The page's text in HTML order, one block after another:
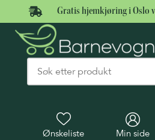
 Gratis hjemkjøring i Oslo
Ønskeliste Min side